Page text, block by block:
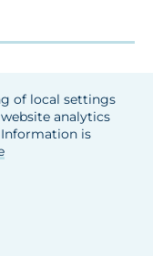
of local settings
analytics
is